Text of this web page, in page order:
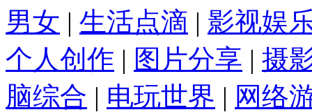
男女 | 生活点滴 | 影视娱
个人创作 | 图片分享 | 摄
脑综合 | 电玩世界 | 网络